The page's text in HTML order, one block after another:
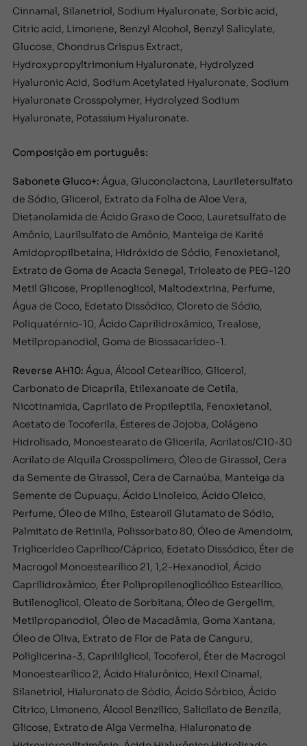
Cinnamal, Silanetriol, Sodium Hyaluronate, Sorbic acid,
Citric acid, Limonene, Benzyl Alcohol, Benzyl Salicylate,
Glucose, Chondrus Crispus Extract,
Hydroxypropyltrimonium Hyaluronate, Hydrolyzed
Hyaluronic Acid, Sodium Acetylated Hyaluronate, Sodium
Hyaluronate Crosspolymer, Hydrolyzed Sodium
Hyaluronate, Potassium Hyaluronate.
Composição em português:
Sabonete Gluco+: Água, Gluconolactona, Lauriletersulfato
de Sódio, Glicerol, Extrato da Folha de Aloe Vera,
Dietanolamida de Ácido Graxo de Coco, Lauretsulfato de
Amônio, Laurilsulfato de Amônio, Manteiga de Karité
Amidopropilbetaína, Hidróxido de Sódio, Fenoxietanol,
Extrato de Goma de Acacia Senegal, Trioleato de PEG-120
Metil Glicose, Propilenoglicol, Maltodextrina, Perfume,
Água de Coco, Edetato Dissódico, Cloreto de Sódio,
Poliquatérnio-10, Ácido Caprilidroxâmico, Trealose,
Metilpropanodiol, Goma de Biossacarídeo-1.
Reverse AH10: Água, Álcool Cetearílico, Glicerol,
Carbonato de Dicaprila, Etilexanoate de Cetila,
Nicotinamida, Caprilato de Propileptila, Fenoxietanol,
Acetato de Tocoferila, Ésteres de Jojoba, Colágeno
Hidrolisado, Monoestearato de Glicerila, Acrilatos/C10-30
Acrilato de Alquila Crosspolímero, Óleo de Girassol, Cera
da Semente de Girassol, Cera de Carnaúba, Manteiga da
Semente de Cupuaçu, Ácido Linoleico, Ácido Oleico,
Perfume, Óleo de Milho, Estearoil Glutamato de Sódio,
Palmitato de Retinila, Polissorbato 80, Óleo de Amendoim,
Triglicerídeo Caprílico/Cáprico, Edetato Dissódico, Éter de
Macrogol Monoestearílico 21, 1,2-Hexanodiol, Ácido
Caprilidroxâmico, Éter Polipropilenoglicólico Estearílico,
Butilenoglicol, Oleato de Sorbitana, Óleo de Gergelim,
Metilpropanodiol, Óleo de Macadâmia, Goma Xantana,
Óleo de Oliva, Extrato de Flor de Pata de Canguru,
Poliglicerina-3, Caprililglicol, Tocoferol, Éter de Macrogol
Monoestearílico 2, Ácido Hialurônico, Hexil Cinamal,
Silanetriol, Hialuronato de Sódio, Ácido Sórbico, Ácido
Cítrico, Limoneno, Álcool Benzílico, Salicilato de Benzila,
Glicose, Extrato de Alga Vermelha, Hialuronato de